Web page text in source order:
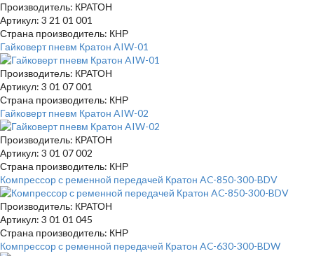
Производитель: КРАТОН
Артикул: 3 21 01 001
Страна производитель: КНР
Гайковерт пневм Кратон AIW-01
Производитель: КРАТОН
Артикул: 3 01 07 001
Страна производитель: КНР
Гайковерт пневм Кратон AIW-02
Производитель: КРАТОН
Артикул: 3 01 07 002
Страна производитель: КНР
Компрессор с ременной передачей Кратон AC-850-300-BDV
Производитель: КРАТОН
Артикул: 3 01 01 045
Страна производитель: КНР
Компрессор с ременной передачей Кратон AC-630-300-BDW